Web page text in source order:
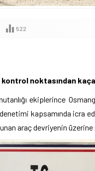
522
noktasından
ekiplerince
denetimi kapsamında icra
araç devriyenin